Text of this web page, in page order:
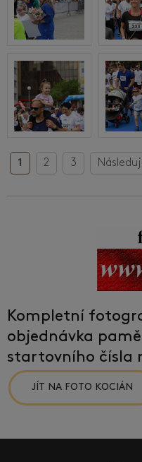
1 2 3
Kompletní
objednávka
startovního čísla
JÍT NA FOTO KOCIÁN